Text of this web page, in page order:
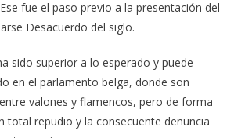
fue el paso previo a la presentación del
Desacuerdo del siglo.
sido superior a lo esperado y puede
en el parlamento belga, donde son
valones y flamencos, pero de forma
total repudio y la consecuente denuncia